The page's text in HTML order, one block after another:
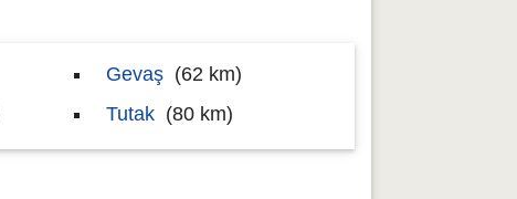
Gevaş (62 km)
Tutak (80 km)